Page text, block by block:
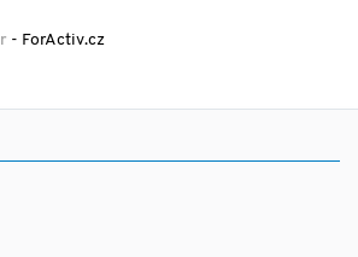
- ForActiv.cz